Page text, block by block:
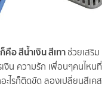
อ สีน้ำเงิน สีเทาช่วยเสริม
งิน ความรัก เพื่อนๆคนไหนที่
ะไรก็ติดขัด ลองเปลี่ยนสีเคส